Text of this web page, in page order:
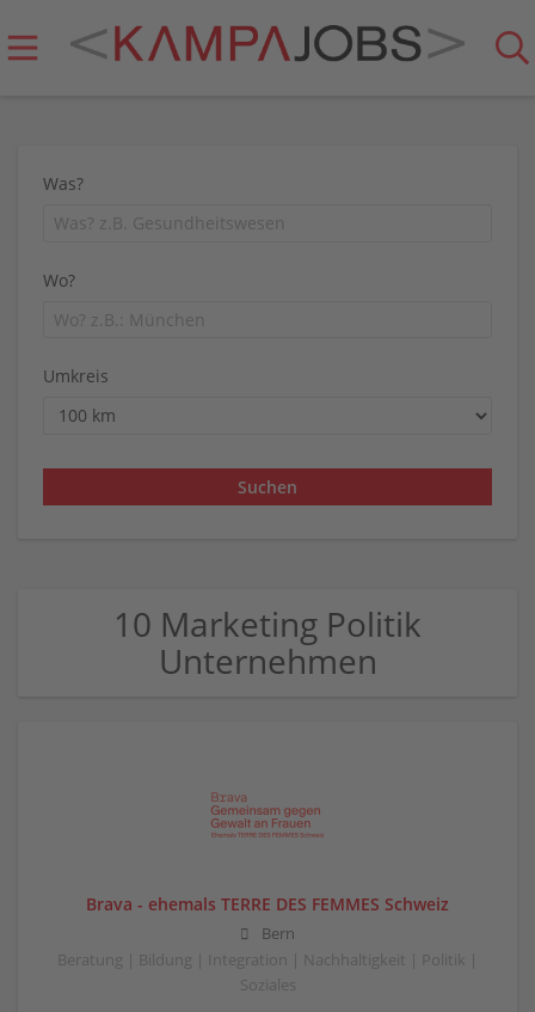
Was?
Wo?
Umkreis
10 Marketing Politik
Unternehmen
Brava - ehemals TERRE DES FEMMES Schweiz
Bern
Beratung | Bildung | Integration | Nachhaltigkeit | Politik |
Soziales